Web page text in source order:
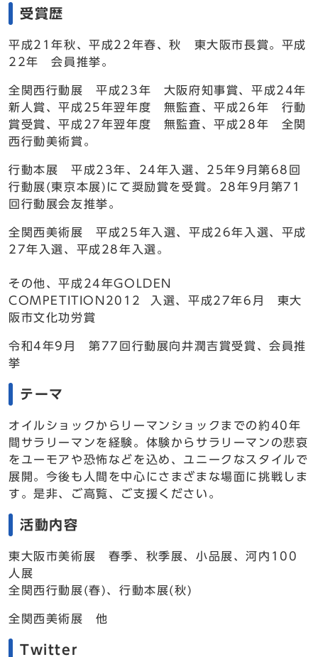
受賞歴
平成21年秋、平成22年春、秋 東大阪市長賞。平成
22年 会員推挙。
全関西行動展 平成23年 大阪府知事賞、平成24年
新人賞、平成25年翌年度 無監査、平成26年 行動
賞受賞、平成27年翌年度 無監査、平成28年 全関
西行動美術賞。
行動本展 平成23年、24年入選、25年9月第68回
行動展(東京本展)にて奨励賞を受賞。28年9月第71
回行動展会友推挙。
全関西美術展 平成25年入選、平成26年入選、平成
27年入選、平成28年入選。
その他、平成24年GOLDEN
COMPETITION2012 入選、平成27年6月 東大
阪市文化功労賞
令和4年9月 第77回行動展向井潤吉賞受賞、会員推
挙
テーマ
オイルショックからリーマンショックまでの約40年
間サラリーマンを経験。体験からサラリーマンの悲哀
をユーモアや恐怖などを込め、ユニークなスタイルで
展開。今後も人間を中心にさまざまな場面に挑戦しま
す。是非、ご高覧、ご支援ください。
活動内容
東大阪市美術展 春季、秋季展、小品展、河内100
人展
全関西行動展(春)、行動本展(秋)
全関西美術展 他
Twitter